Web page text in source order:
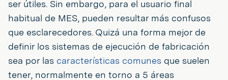
ser útiles. Sin embargo, para el usuario final
habitual de MES, pueden resultar más confusos
que esclarecedores. Quizá una forma mejor de
definir los sistemas de ejecución de fabricación
sea por las características comunes que suelen
tener, normalmente en torno a 5 áreas